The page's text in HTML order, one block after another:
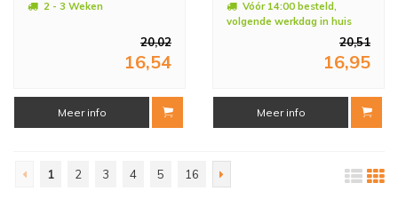
2 - 3 Weken
20,02
16,54
Meer info
Vóór 14:00 besteld,
volgende werkdag in huis
20,51
16,95
Meer info
1 2 3 4 5 16